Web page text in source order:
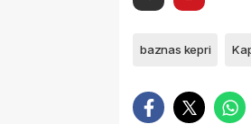
baznas kepri